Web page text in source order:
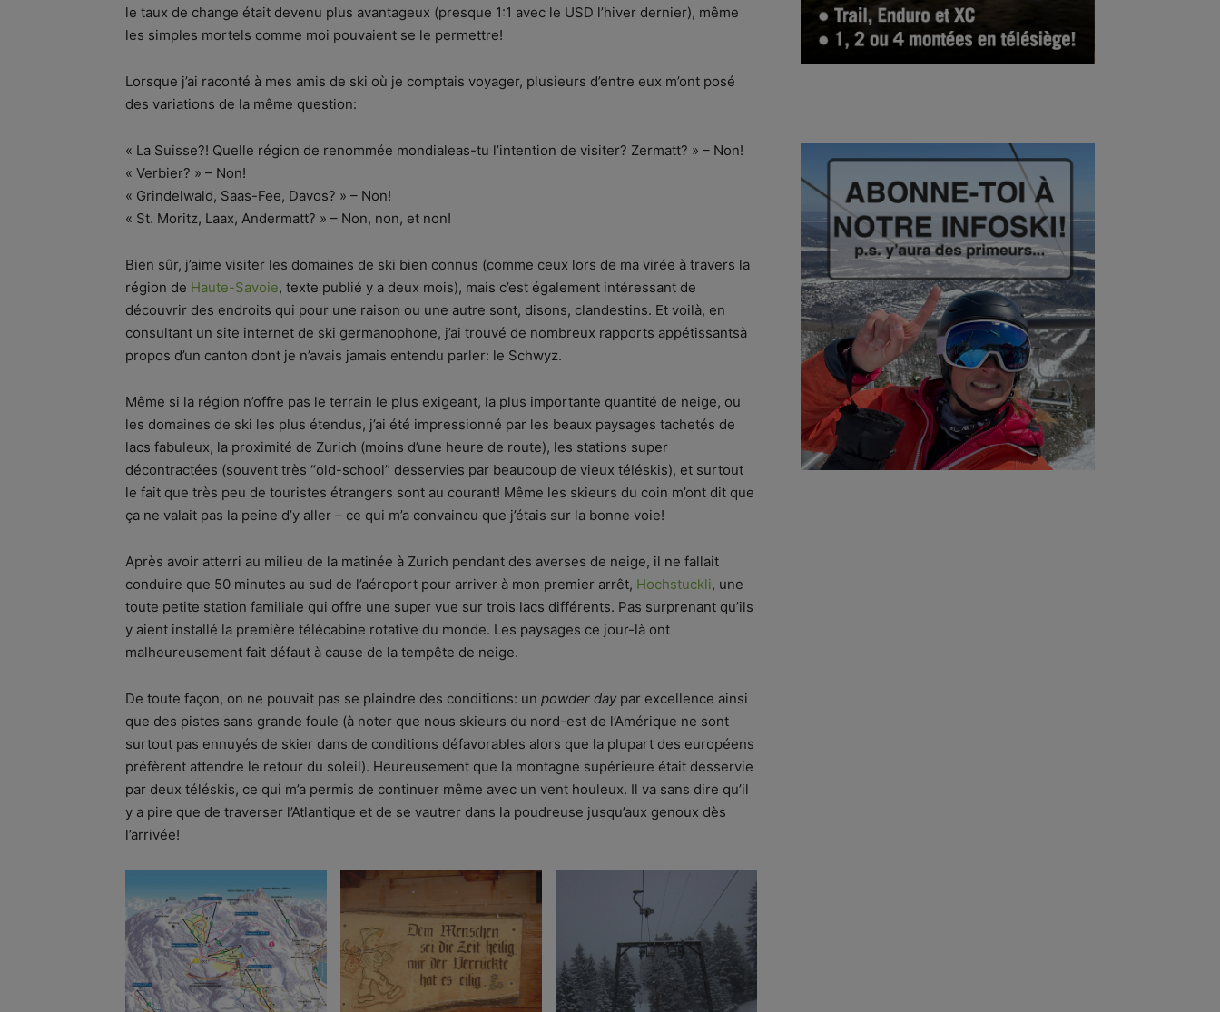
le taux de change était devenu plus avantageux (presque 1:1 avec le USD l’hiver dernier), même
les simples mortels comme moi pouvaient se le permettre!
Lorsque j’ai raconté à mes amis de ski où je comptais voyager, plusieurs d’entre eux m’ont posé
des variations de la même question:
« La Suisse?! Quelle région de renommée mondialeas-tu l’intention de visiter? Zermatt? » – Non!
« Verbier? » – Non!
« Grindelwald, Saas-Fee, Davos? » – Non!
« St. Moritz, Laax, Andermatt? » – Non, non, et non!
Bien sûr, j’aime visiter les domaines de ski bien connus (comme ceux lors de ma virée à travers la
région de Haute-Savoie, texte publié y a deux mois), mais c’est également intéressant de
découvrir des endroits qui pour une raison ou une autre sont, disons, clandestins. Et voilà, en
consultant un site internet de ski germanophone, j’ai trouvé de nombreux rapports appétissantsà
propos d’un canton dont je n’avais jamais entendu parler: le Schwyz.
Même si la région n’offre pas le terrain le plus exigeant, la plus importante quantité de neige, ou
les domaines de ski les plus étendus, j’ai été impressionné par les beaux paysages tachetés de
lacs fabuleux, la proximité de Zurich (moins d’une heure de route), les stations super
décontractées (souvent très “old-school” desservies par beaucoup de vieux téléskis), et surtout
le fait que très peu de touristes étrangers sont au courant! Même les skieurs du coin m’ont dit que
ça ne valait pas la peine d’y aller – ce qui m’a convaincu que j’étais sur la bonne voie!
Après avoir atterri au milieu de la matinée à Zurich pendant des averses de neige, il ne fallait
conduire que 50 minutes au sud de l’aéroport pour arriver à mon premier arrêt, Hochstuckli, une
toute petite station familiale qui offre une super vue sur trois lacs différents. Pas surprenant qu’ils
y aient installé la première télécabine rotative du monde. Les paysages ce jour-là ont
malheureusement fait défaut à cause de la tempête de neige.
De toute façon, on ne pouvait pas se plaindre des conditions: un powder day par excellence ainsi
que des pistes sans grande foule (à noter que nous skieurs du nord-est de l’Amérique ne sont
surtout pas ennuyés de skier dans de conditions défavorables alors que la plupart des européens
préfèrent attendre le retour du soleil). Heureusement que la montagne supérieure était desservie
par deux téléskis, ce qui m’a permis de continuer même avec un vent houleux. Il va sans dire qu’il
y a pire que de traverser l’Atlantique et de se vautrer dans la poudreuse jusqu’aux genoux dès
l’arrivée!